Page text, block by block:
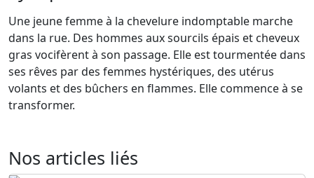
Une jeune femme à la chevelure indomptable marche
dans la rue. Des hommes aux sourcils épais et cheveux
gras vocifèrent à son passage. Elle est tourmentée dans
ses rêves par des femmes hystériques, des utérus
volants et des bûchers en flammes. Elle commence à se
transformer.
Nos articles liés